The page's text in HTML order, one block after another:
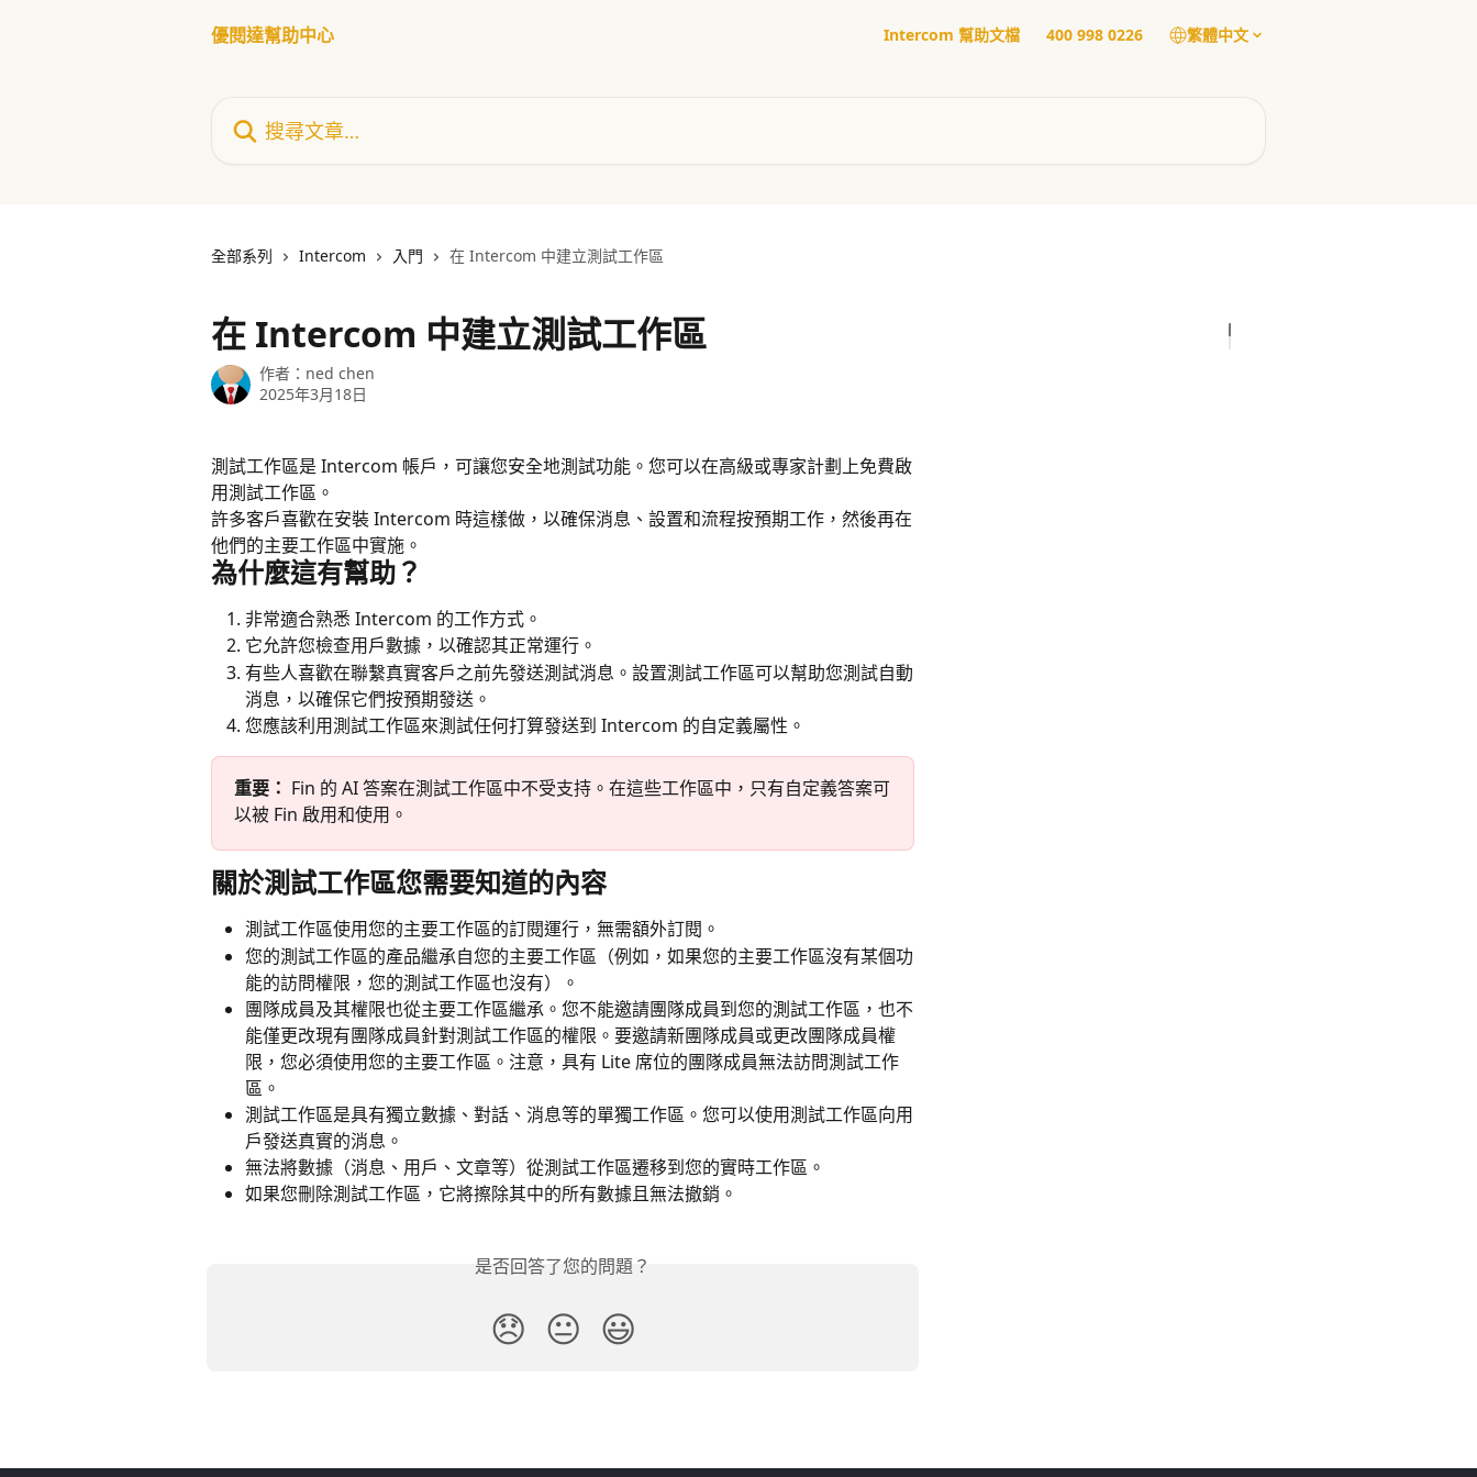
優閱達幫助中心
Intercom 幫助文檔 400 998 0226 繁體中文
全部系列 Intercom 入門 在 Intercom 中建立測試工作區
在 Intercom 中建立測試工作區
作者： ned chen
2025年3月18日
測試工作區是 Intercom 帳戶，可讓您安全地測試功能。您可以在高級或專家計劃上免費啟
用測試工作區。
許多客戶喜歡在安裝 Intercom 時這樣做，以確保消息、設置和流程按預期工作，然後再在
他們的主要工作區中實施。
為什麼這有幫助？
非常適合熟悉 Intercom 的工作方式。
它允許您檢查用戶數據，以確認其正常運行。
有些人喜歡在聯繫真實客戶之前先發送測試消息。設置測試工作區可以幫助您測試自動
消息，以確保它們按預期發送。
您應該利用測試工作區來測試任何打算發送到 Intercom 的自定義屬性。
重要： Fin 的 AI 答案在測試工作區中不受支持。在這些工作區中，只有自定義答案可
以被 Fin 啟用和使用。
關於測試工作區您需要知道的內容
測試工作區使用您的主要工作區的訂閱運行，無需額外訂閱。
您的測試工作區的產品繼承自您的主要工作區（例如，如果您的主要工作區沒有某個功
能的訪問權限，您的測試工作區也沒有）。
團隊成員及其權限也從主要工作區繼承。您不能邀請團隊成員到您的測試工作區，也不
能僅更改現有團隊成員針對測試工作區的權限。要邀請新團隊成員或更改團隊成員權
限，您必須使用您的主要工作區。注意，具有 Lite 席位的團隊成員無法訪問測試工作
區。
測試工作區是具有獨立數據、對話、消息等的單獨工作區。您可以使用測試工作區向用
戶發送真實的消息。
無法將數據（消息、用戶、文章等）從測試工作區遷移到您的實時工作區。
如果您刪除測試工作區，它將擦除其中的所有數據且無法撤銷。
是否回答了您的問題？
😞 😐 😃